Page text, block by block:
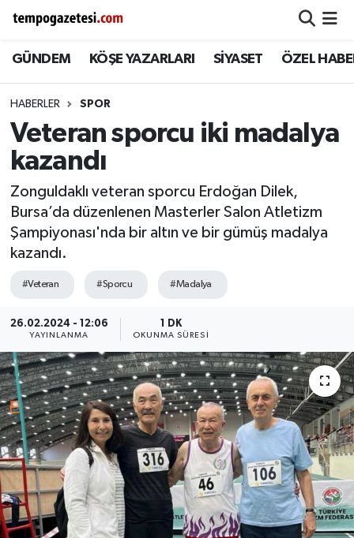
GÜNDEM KÖŞE YAZARLARI SİYASET ÖZEL
HABERLER SPOR
Veteran sporcu iki madalya
kazandı
Zonguldaklı veteran sporcu Erdoğan Dilek,
Bursa’da düzenlenen Masterler Salon Atletizm
Şampiyonası'nda bir altın ve bir gümüş madalya
kazandı.
#Veteran #Sporcu #Madalya
26.02.2024 - 12:06
YAYINLANMA
1 DK
OKUNMA SÜRESI
Alaplı
Çaycuma
Devrek
Gökçebey
GÜNDEM
Kozlu
Siyaset
SPOR
YAŞAM
Zonguldak
Zonguldak Nöbetçi Eczaneler
Zonguldak Hava Durumu
Zonguldak Namaz Vakitleri
Süper Lig Puan Durumu ve Fikstür
Tüm Manşetler
Haber Arşivi